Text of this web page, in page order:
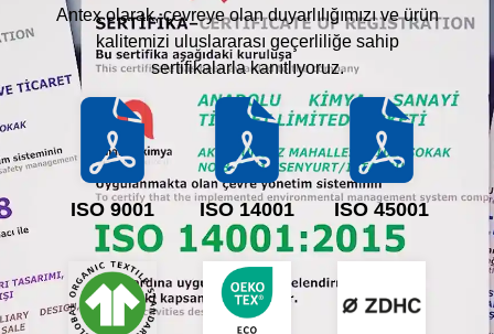
Antex olarak, çevreye olan duyarlılığımızı ve ürün
kalitemizi uluslararası geçerliliğe sahip
sertifikalarla kanıtlıyoruz.
ISO 9001 ISO 14001 ISO 45001